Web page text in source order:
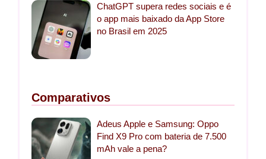
ChatGPT supera redes sociais e é
o app mais baixado da App Store
no Brasil em 2025
Comparativos
Adeus Apple e Samsung: Oppo
Find X9 Pro com bateria de 7.500
mAh vale a pena?